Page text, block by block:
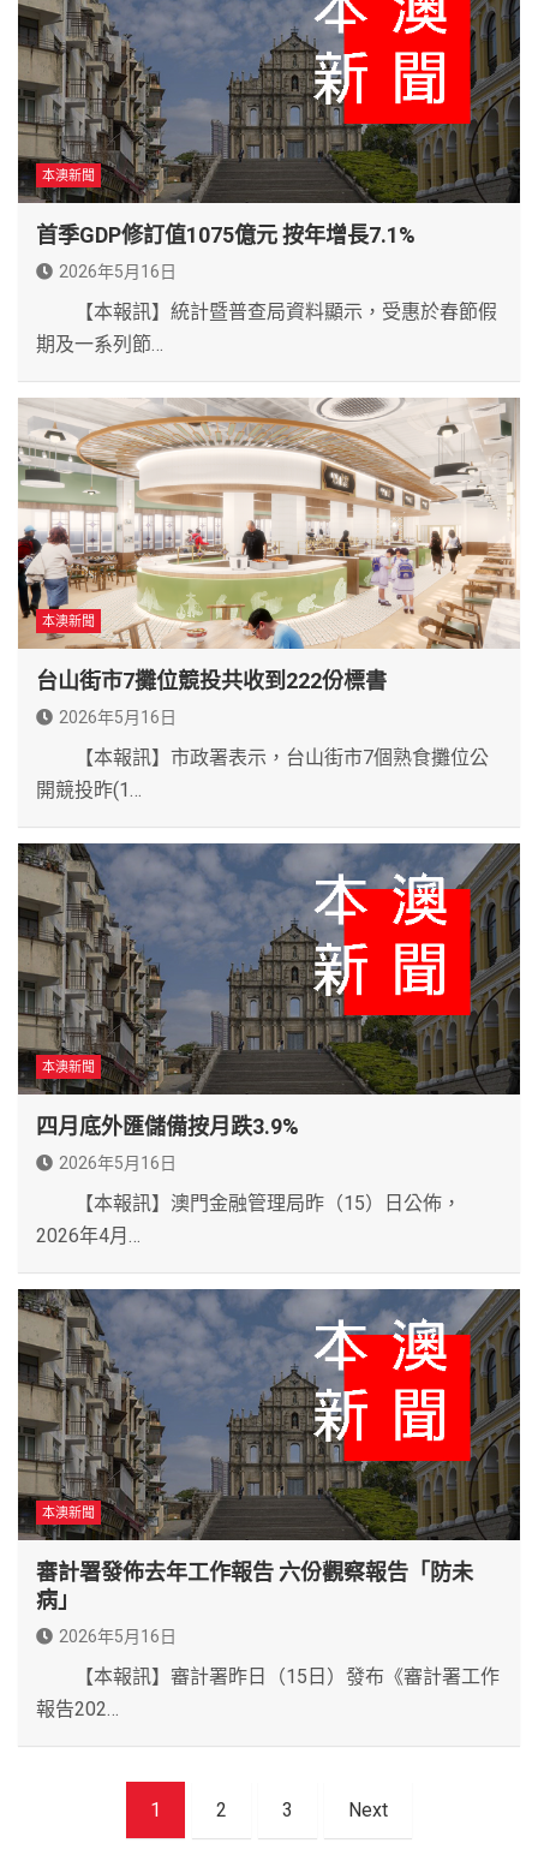
本澳新聞
首季GDP修訂值1075億元 按年增長7.1%
2026年5月16日
【本報訊】統計暨普查局資料顯示，受惠於春節假
期及一系列節…
本澳新聞
台山街市7攤位競投共收到222份標書
2026年5月16日
【本報訊】市政署表示，台山街市7個熟食攤位公
開競投昨(1…
本澳新聞
四月底外匯儲備按月跌3.9%
2026年5月16日
【本報訊】澳門金融管理局昨（15）日公佈，
2026年4月…
本澳新聞
審計署發佈去年工作報告 六份觀察報告「防未
病」
2026年5月16日
【本報訊】審計署昨日（15日）發布《審計署工作
報告202…
1 2 3 Next